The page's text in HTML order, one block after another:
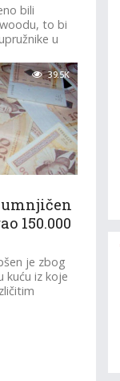
bili
to bi
u
39.5K
150.000
je zbog
kuću iz koje